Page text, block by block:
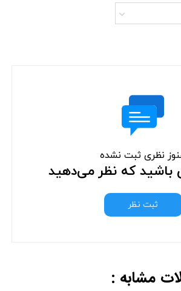
نظری ثبت نشده
باشید که نظر می‌دهید
ثبت نظر
مشابه :